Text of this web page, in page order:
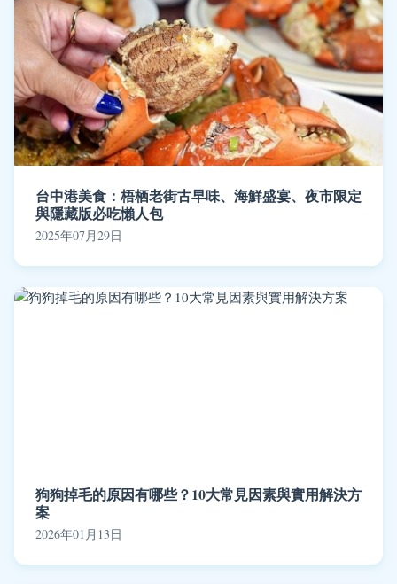
台中港美食：梧栖老街古早味、海鮮盛宴、夜市限定
與隱藏版必吃懶人包
2025年07月29日
狗狗掉毛的原因有哪些？10大常見因素與實用解決方
案
2026年01月13日